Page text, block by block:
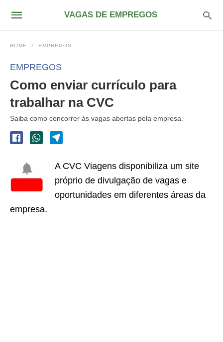
VAGAS DE EMPREGOS
HOME EMPREGOS
EMPREGOS
Como enviar currículo para
trabalhar na CVC
Saiba como concorrer às vagas abertas pela empresa.
A CVC Viagens disponibiliza um site
próprio de divulgação de vagas e
oportunidades em diferentes áreas da
empresa.